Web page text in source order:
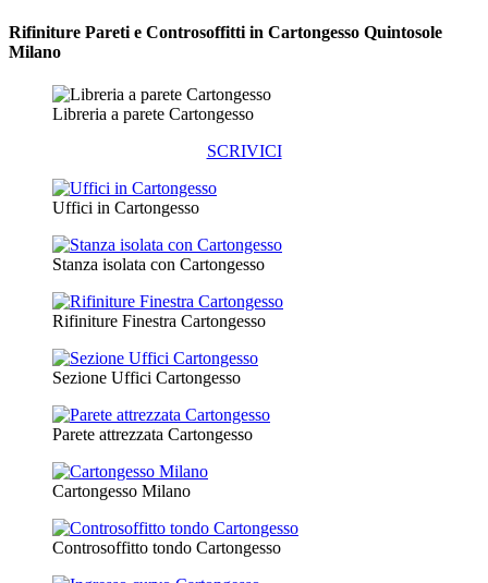
Rifiniture Pareti e Controsoffitti in Cartongesso Quintosole
Milano
Libreria a parete Cartongesso
SCRIVICI
Uffici in Cartongesso
Stanza isolata con Cartongesso
Rifiniture Finestra Cartongesso
Sezione Uffici Cartongesso
Parete attrezzata Cartongesso
Cartongesso Milano
Controsoffitto tondo Cartongesso